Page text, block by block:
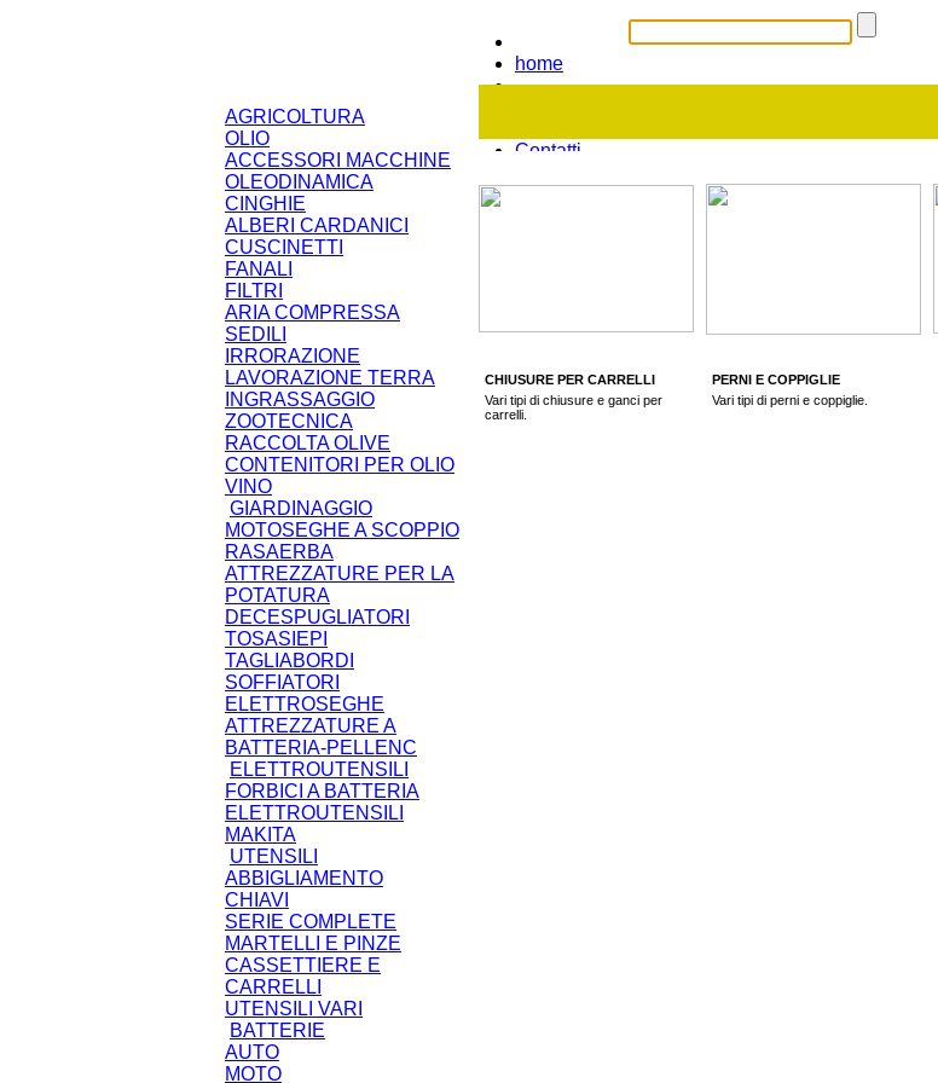
home
Contatti
AGRICOLTURA
OLIO
ACCESSORI MACCHINE
OLEODINAMICA
CINGHIE
ALBERI CARDANICI
CUSCINETTI
FANALI
FILTRI
ARIA COMPRESSA
SEDILI
IRRORAZIONE
LAVORAZIONE TERRA
INGRASSAGGIO
ZOOTECNICA
RACCOLTA OLIVE
CONTENITORI PER OLIO
VINO
GIARDINAGGIO
MOTOSEGHE A SCOPPIO
RASAERBA
ATTREZZATURE PER LA
POTATURA
DECESPUGLIATORI
TOSASIEPI
TAGLIABORDI
SOFFIATORI
ELETTROSEGHE
ATTREZZATURE A
BATTERIA-PELLENC
ELETTROUTENSILI
FORBICI A BATTERIA
ELETTROUTENSILI
MAKITA
UTENSILI
ABBIGLIAMENTO
CHIAVI
SERIE COMPLETE
MARTELLI E PINZE
CASSETTIERE E
CARRELLI
UTENSILI VARI
BATTERIE
AUTO
MOTO
CHIUSURE PER CARRELLI
Vari tipi di chiusure e ganci per
carrelli.
PERNI E COPPIGLIE
Vari tipi di perni e coppiglie.